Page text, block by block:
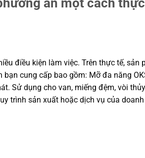
điều kiện làm việc. Trên thực tế, sản
cung cấp bao gồm: Mỡ đa năng
Sử dụng cho van, miếng đệm, vòi
trình sản xuất hoặc dịch vụ của